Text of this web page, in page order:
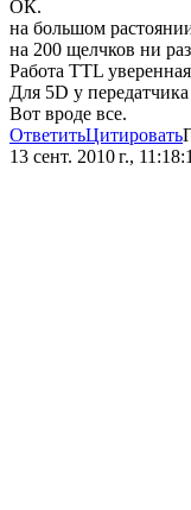
ОК.
на большом
на 200 щелчков ни
Работа TTL
Для 5D у
Вот вроде все.
ОтветитьЦитировать
13 сент. 2010 г.,